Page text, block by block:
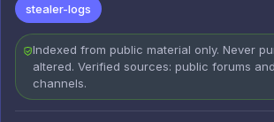
stealer-logs
Indexed from public material only. Never
altered. Verified sources: public forums
channels.